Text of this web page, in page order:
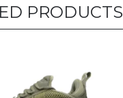
PRODUCTS